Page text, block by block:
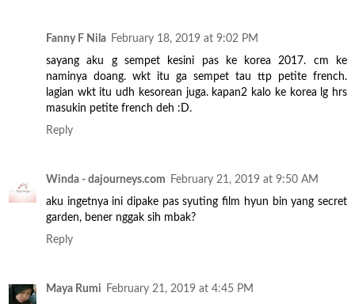
Fanny F Nila February 18, 2019 at 9:02 PM
sayang aku g sempet kesini pas ke korea 2017. cm ke
naminya doang. wkt itu ga sempet tau ttp petite french.
lagian wkt itu udh kesorean juga. kapan2 kalo ke korea lg hrs
masukin petite french deh :D.
Reply
Winda - dajourneys.com February 21, 2019 at 9:50 AM
aku ingetnya ini dipake pas syuting film hyun bin yang secret
garden, bener nggak sih mbak?
Reply
Maya Rumi February 21, 2019 at 4:45 PM